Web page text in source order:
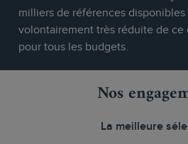
milliers de références
volontairement très réduite de ce
pour tous les budgets.
Nos
La meilleure